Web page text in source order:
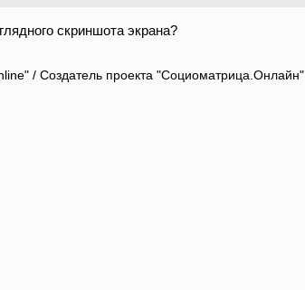
скриншота экрана?
/ Создатель проекта "Социоматрица.Онлайн"